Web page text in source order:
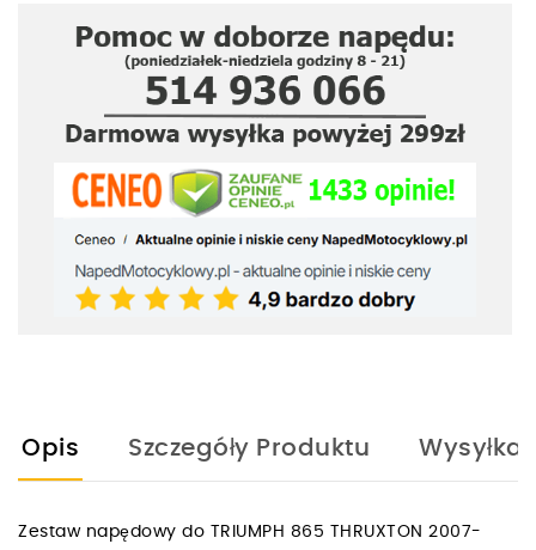
Opis Szczegóły Produktu Wysyłka
Zestaw napędowy do TRIUMPH 865 THRUXTON 2007-